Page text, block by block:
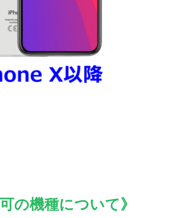
の機種について》